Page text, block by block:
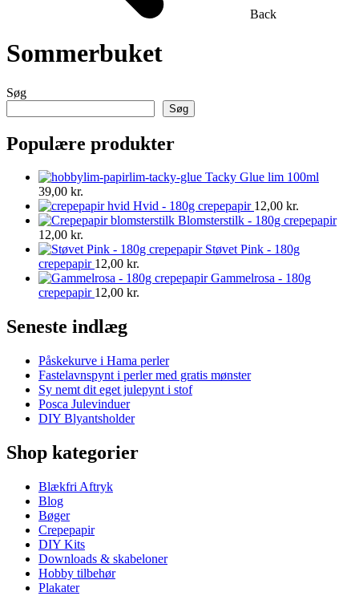
Back
Sommerbuket
Søg
Søg
Populære produkter
Tacky Glue lim 100ml
39,00 kr.
Hvid - 180g crepepapir 12,00 kr.
Blomsterstilk - 180g crepepapir
12,00 kr.
Støvet Pink - 180g
crepepapir 12,00 kr.
Gammelrosa - 180g
crepepapir 12,00 kr.
Seneste indlæg
Påskekurve i Hama perler
Fastelavnspynt i perler med gratis mønster
Sy nemt dit eget julepynt i stof
Posca Julevinduer
DIY Blyantsholder
Shop kategorier
Blækfri Aftryk
Blog
Bøger
Crepepapir
DIY Kits
Downloads & skabeloner
Hobby tilbehør
Plakater